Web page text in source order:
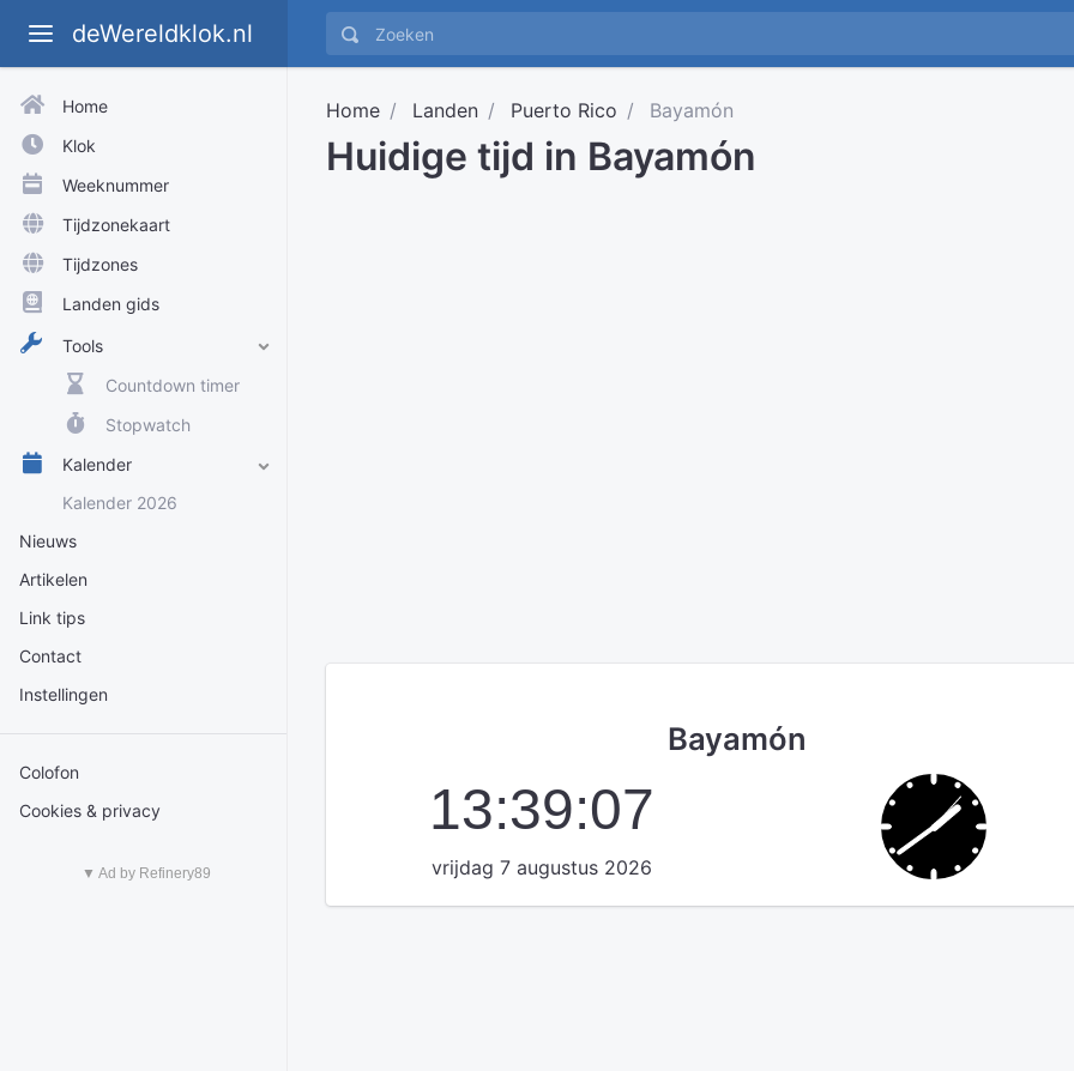
deWereldklok.nl
Home
Klok
Weeknummer
Tijdzonekaart
Tijdzones
Landen gids
Tools
Countdown timer
Stopwatch
Kalender
Kalender 2026
Nieuws
Artikelen
Link tips
Contact
Instellingen
Colofon
Cookies & privacy
▼ Ad by Refinery89
Home Landen Puerto Rico Bayamón
Huidige tijd in Bayamón
Bayamón
13:39:07
vrijdag 7 augustus 2026